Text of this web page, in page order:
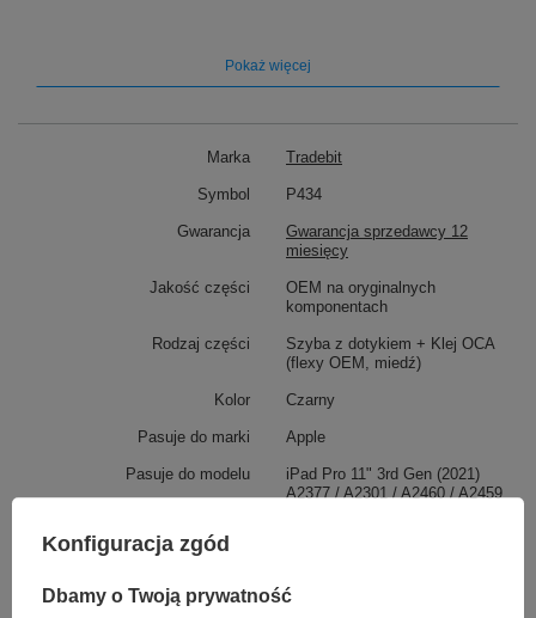
iPad Pro 11" 3rd Gen (2021) A2377
/ A2301 / A2460 / A2459
Pokaż więcej
Marka Tradebit
Symbol P434
Gwarancja
Gwarancja sprzedawcy 12
miesięcy
Jakość części
OEM na oryginalnych
komponentach
Rodzaj części
Szyba z dotykiem + Klej OCA
(flexy OEM, miedź)
Kolor Czarny
Pasuje do marki Apple
Pasuje do modelu
iPad Pro 11" 3rd Gen (2021)
A2377 / A2301 / A2460 / A2459
TO MOŻE CIĘ ZAINTERESOWAĆ
Konfiguracja zgód
Dbamy o Twoją prywatność